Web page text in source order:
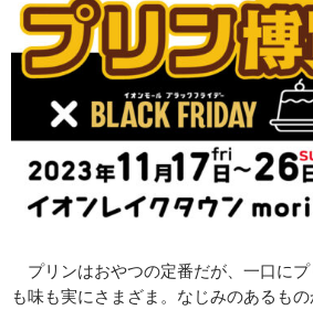
プリンはおやつの定番だが、一口にプ
も味も実にさまざま。なじみのあるも